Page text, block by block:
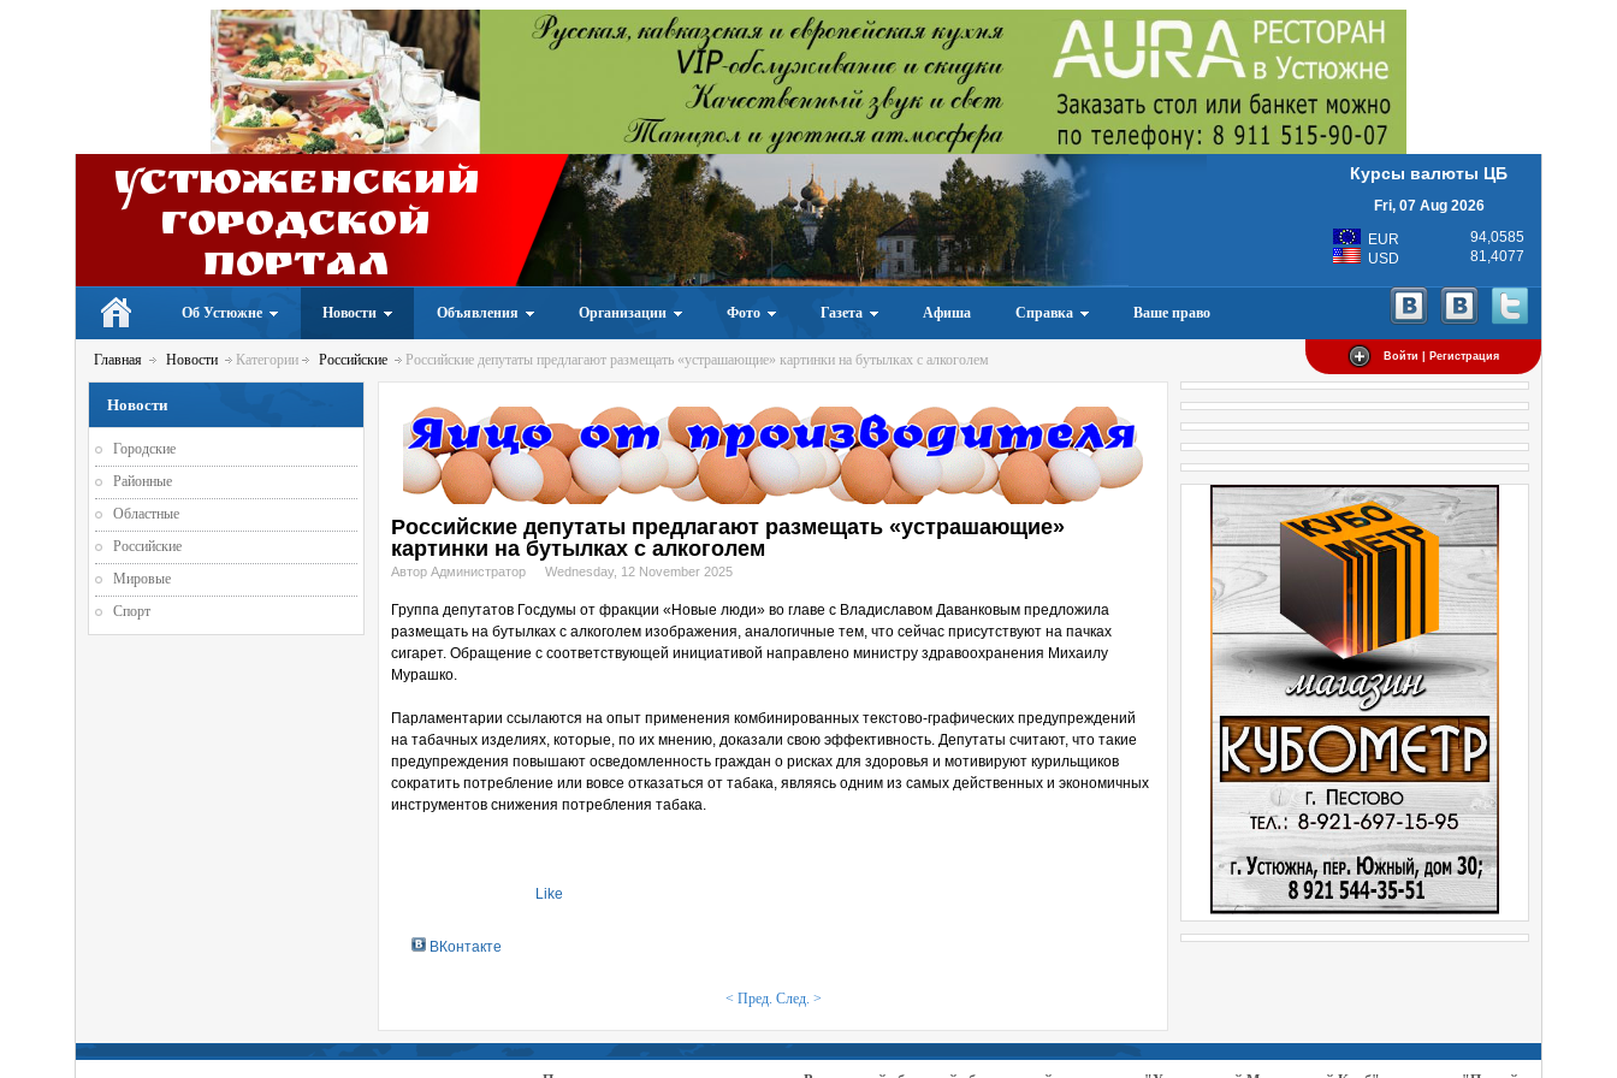
Устюженский
Городской
портал
Курсы валюты ЦБ
Fri, 07 Aug 2026
EUR
94,0585
USD
81,4077
Об Устюжне Новости Объявления Организации Фото Газета Афиша Справка Ваше право
Войти | Регистрация
Главная Новости Категории Российские Российские депутаты предлагают размещать «устрашающие» картинки на бутылках с алкоголем
Российские депутаты предлагают размещать «устрашающие»
картинки на бутылках с алкоголем
Автор Администратор Wednesday, 12 November 2025
Группа депутатов Госдумы от фракции «Новые люди» во главе с Владиславом Даванковым предложила
размещать на бутылках с алкоголем изображения, аналогичные тем, что сейчас присутствуют на пачках
сигарет. Обращение с соответствующей инициативой направлено министру здравоохранения Михаилу
Мурашко.
Парламентарии ссылаются на опыт применения комбинированных текстово-графических предупреждений
на табачных изделиях, которые, по их мнению, доказали свою эффективность. Депутаты считают, что такие
предупреждения повышают осведомленность граждан о рисках для здоровья и мотивируют курильщиков
сократить потребление или вовсе отказаться от табака, являясь одним из самых действенных и экономичных
инструментов снижения потребления табака.
Like
ВКонтакте
< Пред. След. >
Новости
Городские
Районные
Областные
Российские
Мировые
Спорт